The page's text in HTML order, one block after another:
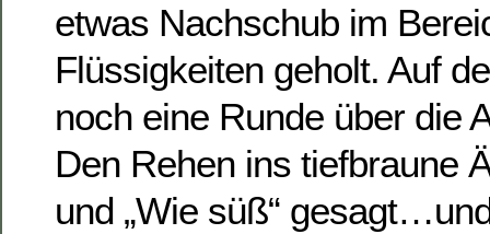
etwas Nachschub im
Flüssigkeiten geholt. Auf
noch eine Runde über die
Den Rehen ins tiefbraune
und „Wie süß“